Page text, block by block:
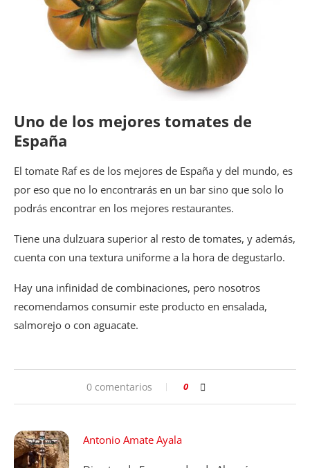
Uno de los mejores tomates de
España
El tomate Raf es de los mejores de España y del mundo, es
por eso que no lo encontrarás en un bar sino que solo lo
podrás encontrar en los mejores restaurantes.
Tiene una dulzuara superior al resto de tomates, y además,
cuenta con una textura uniforme a la hora de degustarlo.
Hay una infinidad de combinaciones, pero nosotros
recomendamos consumir este producto en ensalada,
salmorejo o con aguacate.
0 comentarios 0
Antonio Amate Ayala